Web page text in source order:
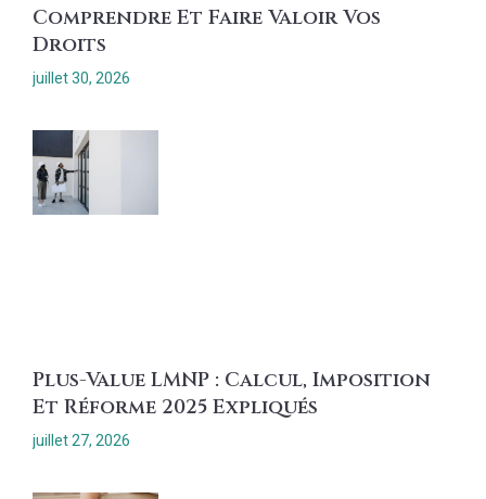
Comprendre Et Faire Valoir Vos
Droits
juillet 30, 2026
Plus-Value LMNP : Calcul, Imposition
Et Réforme 2025 Expliqués
juillet 27, 2026